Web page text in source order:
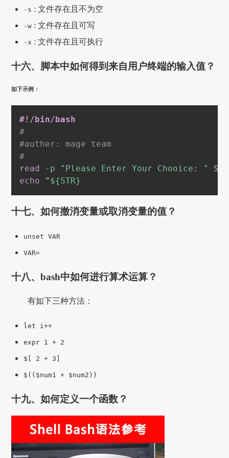
-s : 文件存在且不为空
-w : 文件存在且可写
-x : 文件存在且可执行
十六、脚本中如何得到来自用户终端的输入值？
如下示例：
#!/bin/bash
#
#auther: mage team
#
read
-p
"Please Enter Your Chooice: "
echo " ${STR}
十七、如何撤消变量或取消变量的值？
unset VAR
VAR=
十八、bash中如何进行算术运算？
有如下三种方法：
let i++
expr 1 + 2
$[ 2 + 3]
$(($num1 + $num2))
十九、如何定义一个函数？